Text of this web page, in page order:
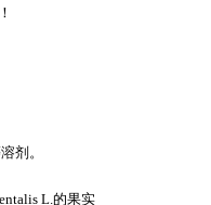
剂。
L.的果实